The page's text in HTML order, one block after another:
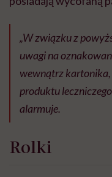
„W związku z
uwagi na
wewnątrz
produktu
alarmuje.
Rolki